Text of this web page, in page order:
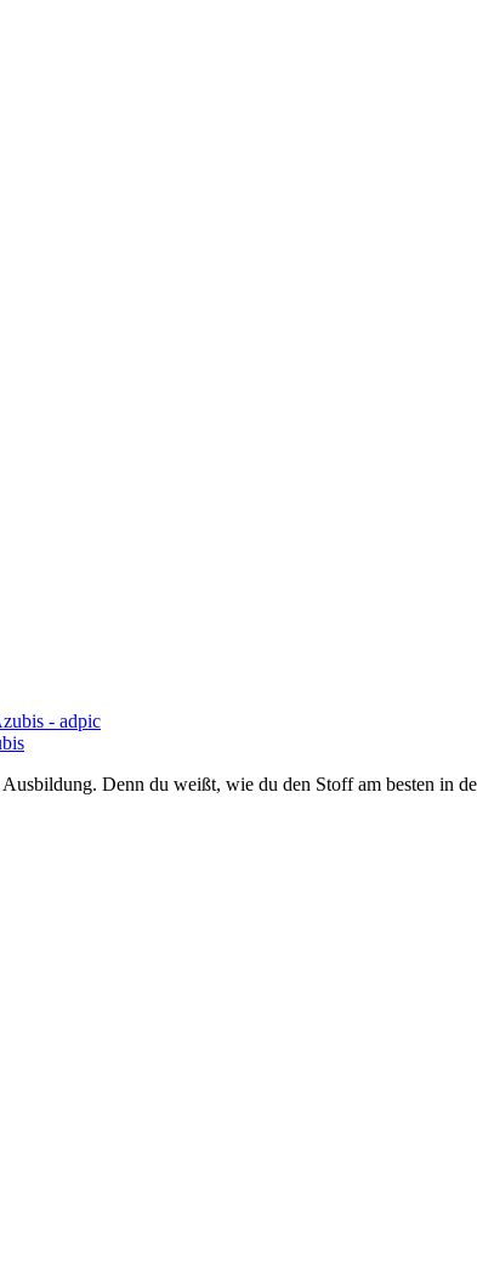
Denn du weißt, wie du den Stoff am besten in